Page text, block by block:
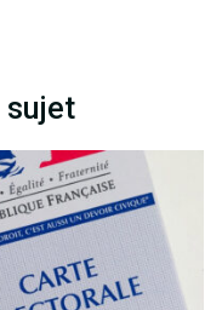
sujet